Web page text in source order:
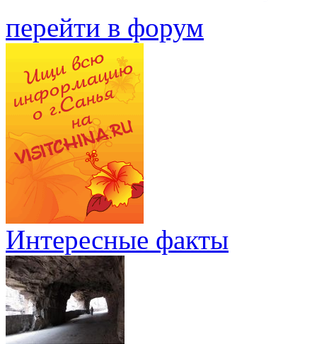
перейти в форум
Интересные факты